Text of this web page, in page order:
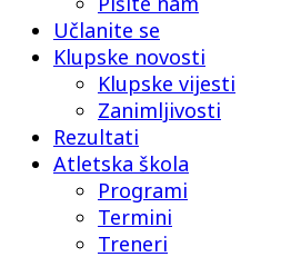
Učlanite se
Klupske novosti
Klupske vijesti
Zanimljivosti
Rezultati
Atletska škola
Programi
Termini
Treneri